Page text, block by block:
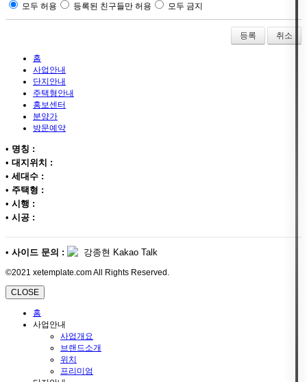
모두 허용
등록된 친구들만 허용 모두 금지
취소
홈
사업안내
단지안내
주택형안내
홍보센터
분양가
방문예약
• 명칭 :
• 대지위치 :
• 세대수 :
• 주택형 :
• 시행 :
• 시공 :
• 사이드 문의 : 강종현 Kakao Talk
©2021 xetemplate.com All Rights Reserved.
CLOSE
홈
사업안내
사업개요
브랜드소개
위치
프리미엄